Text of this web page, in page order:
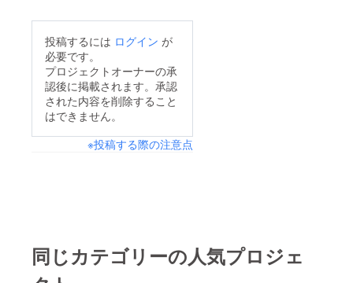
投稿するには ログイン が
必要です。
プロジェクトオーナーの承
認後に掲載されます。承認
された内容を削除すること
はできません。
※投稿する際の注意点
同じカテゴリーの人気プロジェ